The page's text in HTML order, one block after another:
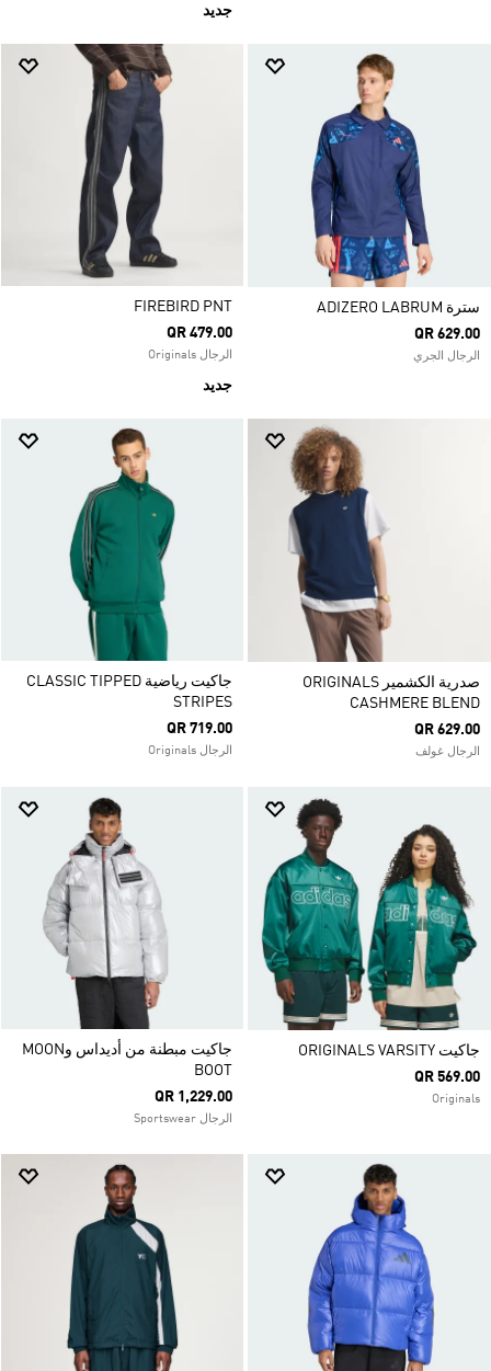
جديد
سترة ADIZERO LABRUM
QR 629.00
الرجال الجري
FIREBIRD PNT
QR 479.00
الرجال Originals
جديد
صدرية الكشمير ORIGINALS
CASHMERE BLEND
QR 629.00
الرجال غولف
جاكيت رياضية CLASSIC TIPPED
STRIPES
QR 719.00
الرجال Originals
جاكيت ORIGINALS VARSITY
QR 569.00
Originals
جاكيت مبطنة من أديداس وMOON
BOOT
QR 1,229.00
الرجال Sportswear